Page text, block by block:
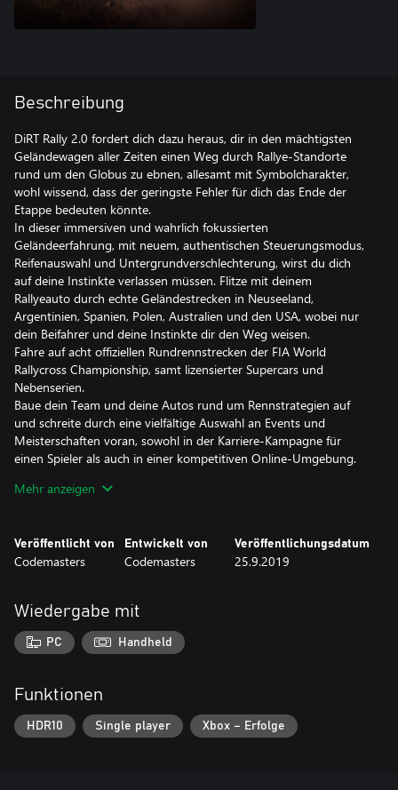
Beschreibung
DiRT Rally 2.0 fordert dich dazu heraus, dir in den mächtigsten
Geländewagen aller Zeiten einen Weg durch Rallye-Standorte
rund um den Globus zu ebnen, allesamt mit Symbolcharakter,
wohl wissend, dass der geringste Fehler für dich das Ende der
Etappe bedeuten könnte.
In dieser immersiven und wahrlich fokussierten
Geländeerfahrung, mit neuem, authentischen Steuerungsmodus,
Reifenauswahl und Untergrundverschlechterung, wirst du dich
auf deine Instinkte verlassen müssen. Flitze mit deinem
Rallyeauto durch echte Geländestrecken in Neuseeland,
Argentinien, Spanien, Polen, Australien und den USA, wobei nur
dein Beifahrer und deine Instinkte dir den Weg weisen.
Fahre auf acht offiziellen Rundrennstrecken der FIA World
Rallycross Championship, samt lizensierter Supercars und
Nebenserien.
Baue dein Team und deine Autos rund um Rennstrategien auf
und schreite durch eine vielfältige Auswahl an Events und
Meisterschaften voran, sowohl in der Karriere-Kampagne für
einen Spieler als auch in einer kompetitiven Online-Umgebung.
• MEHR ALS 50 DER LEISTUNGSFÄHIGSTEN GELÄNDEWAGEN
GTI R5, Mitsubishi Lancer Evolution X & Citroen C3 R5, über die
Strecken. Stell dich auch der herausfordernden Leistung des
• 6 ECHTE RALLYE-STRECKEN – Steuere deinen Wagen durch die
atemberaubenden Umgebungen von Neuseeland, Argentinien,
Spanien, Polen, Australien und den USA.
• SPÜRE DEIN RENNEN – Verbesserte Steuerung, Untergründe,
fokussierteste Geländeerfahrung aller Zeiten.
Mehr anzeigen
Veröffentlicht von
Codemasters
Entwickelt von
Codemasters
Veröffentlichungsdatum
25.9.2019
Wiedergabe mit
PC Handheld
Funktionen
HDR10 Single player Xbox – Erfolge